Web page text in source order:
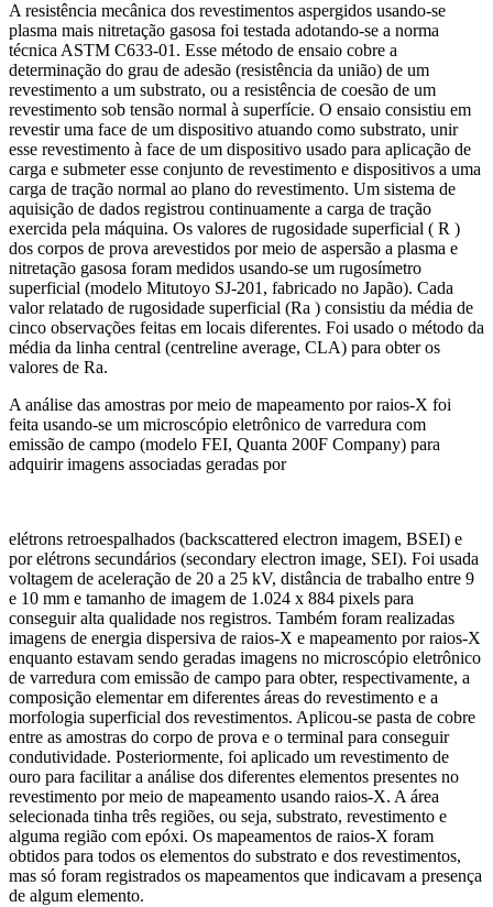
A resistência mecânica dos revestimentos aspergidos usando-se
plasma mais nitretação gasosa foi testada adotando-se a norma
técnica ASTM C633-01. Esse método de ensaio cobre a
determinação do grau de adesão (resistência da união) de um
revestimento a um substrato, ou a resistência de coesão de um
revestimento sob tensão normal à superfície. O ensaio consistiu em
revestir uma face de um dispositivo atuando como substrato, unir
esse revestimento à face de um dispositivo usado para aplicação de
carga e submeter esse conjunto de revestimento e dispositivos a uma
carga de tração normal ao plano do revestimento. Um sistema de
aquisição de dados registrou continuamente a carga de tração
exercida pela máquina. Os valores de rugosidade superficial ( R )
dos corpos de prova arevestidos por meio de aspersão a plasma e
nitretação gasosa foram medidos usando-se um rugosímetro
superficial (modelo Mitutoyo SJ-201, fabricado no Japão). Cada
valor relatado de rugosidade superficial (Ra ) consistiu da média de
cinco observações feitas em locais diferentes. Foi usado o método da
média da linha central (centreline average, CLA) para obter os
valores de Ra.
A análise das amostras por meio de mapeamento por raios-X foi
feita usando-se um microscópio eletrônico de varredura com
emissão de campo (modelo FEI, Quanta 200F Company) para
adquirir imagens associadas geradas por
elétrons retroespalhados (backscattered electron imagem, BSEI) e
por elétrons secundários (secondary electron image, SEI). Foi usada
voltagem de aceleração de 20 a 25 kV, distância de trabalho entre 9
e 10 mm e tamanho de imagem de 1.024 x 884 pixels para
conseguir alta qualidade nos registros. Também foram realizadas
imagens de energia dispersiva de raios-X e mapeamento por raios-X
enquanto estavam sendo geradas imagens no microscópio eletrônico
de varredura com emissão de campo para obter, respectivamente, a
composição elementar em diferentes áreas do revestimento e a
morfologia superficial dos revestimentos. Aplicou-se pasta de cobre
entre as amostras do corpo de prova e o terminal para conseguir
condutividade. Posteriormente, foi aplicado um revestimento de
ouro para facilitar a análise dos diferentes elementos presentes no
revestimento por meio de mapeamento usando raios-X. A área
selecionada tinha três regiões, ou seja, substrato, revestimento e
alguma região com epóxi. Os mapeamentos de raios-X foram
obtidos para todos os elementos do substrato e dos revestimentos,
mas só foram registrados os mapeamentos que indicavam a presença
de algum elemento.